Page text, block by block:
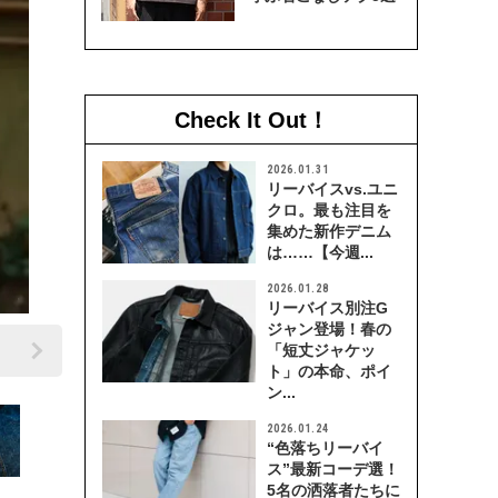
Check It Out！
2026.01.31
リーバイスvs.ユニ
クロ。最も注目を
集めた新作デニム
は……【今週...
2026.01.28
リーバイス別注G
ジャン登場！春の
「短丈ジャケッ
ト」の本命、ポイ
ン...
2026.01.24
“色落ちリーバイ
ス”最新コーデ選！
5名の洒落者たちに